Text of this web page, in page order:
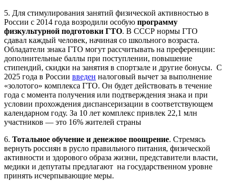
5. Для стимулирования занятий физической активностью в
России с 2014 года возродили особую программу
физкультурной подготовки ГТО. В СССР нормы ГТО
сдавал каждый человек, начиная со школьного возраста.
Обладатели знака ГТО могут рассчитывать на преференции:
дополнительные баллы при поступлении, повышение
стипендий, скидки на занятия в спортзале и другие бонусы. С
2025 года в России введен налоговый вычет за выполнение
«золотого» комплекса ГТО. Он будет действовать в течение
года с момента получения или подтверждения знака и при
условии прохождения диспансеризации в соответствующем
календарном году. За 10 лет комплекс привлек 22,1 млн
участников — это 16% жителей страны
6. Тотальное обучение и денежное поощрение. Стремясь
вернуть россиян в русло правильного питания, физической
активности и здорового образа жизни, представители власти,
медики и депутаты предлагают на государственном уровне
принять исчерпывающие меры.